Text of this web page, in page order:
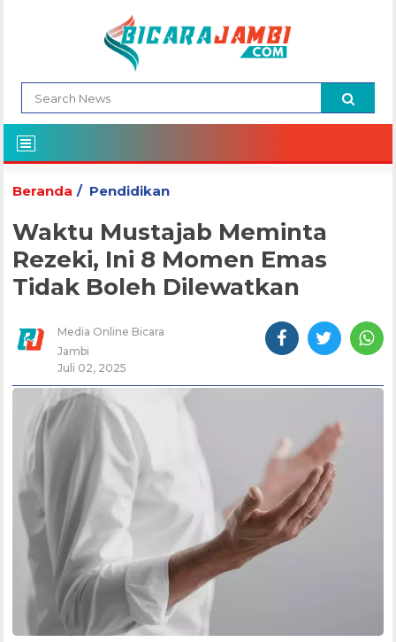
Beranda Pendidikan
Waktu Mustajab Meminta
Rezeki, Ini 8 Momen Emas
Tidak Boleh Dilewatkan
Media Online Bicara
Jambi
Juli 02, 2025